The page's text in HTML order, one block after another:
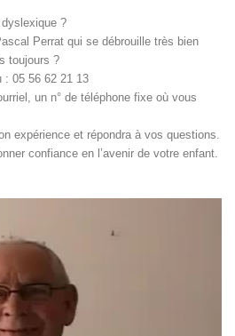
?
Perrat qui se débrouille très bien
toujours ?
: 05 56 62 21 13
un n° de téléphone fixe où vous
expérience et répondra à vos questions.
confiance en l’avenir de votre enfant.